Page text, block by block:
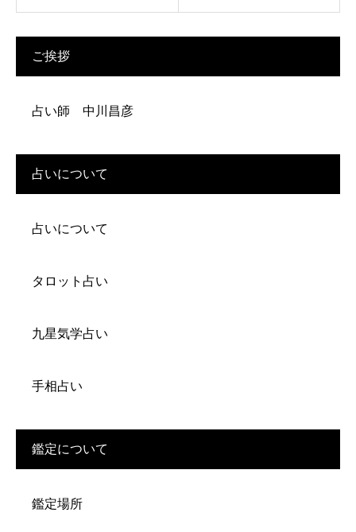
ご挨拶
占い師 中川昌彦
占いについて
占いについて
タロット占い
九星気学占い
手相占い
鑑定について
鑑定場所